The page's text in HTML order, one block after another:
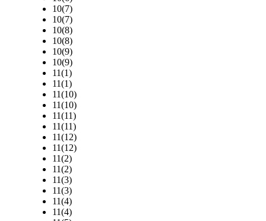
10(7)
10(7)
10(8)
10(8)
10(9)
10(9)
11(1)
11(1)
11(10)
11(10)
11(11)
11(11)
11(12)
11(12)
11(2)
11(2)
11(3)
11(3)
11(4)
11(4)